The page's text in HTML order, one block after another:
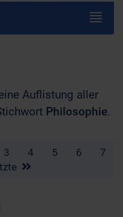
Auflistung aller
Philosophie.
3 4 5 6
7